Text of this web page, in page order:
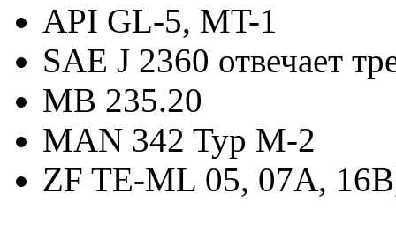
API GL-5, MT-1
SAE J 2360 отвечает
MB 235.20
MAN 342 Typ M-2
ZF TE-ML 05, 07A,